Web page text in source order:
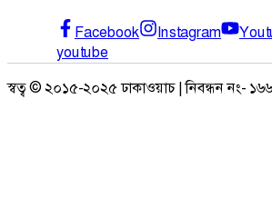
Facebook Instagram
youtube
স্বত্ব © ২০১৫-২০২৫ ঢাকাওয়াচ | নিবন্ধন নং- ১৬৬